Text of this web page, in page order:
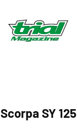
Scorpa SY 125